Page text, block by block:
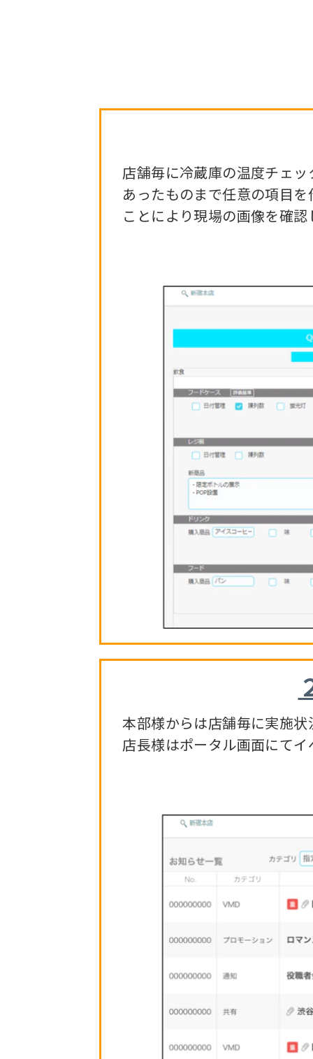
店舗毎に冷蔵庫の温度チェッ
あったものまで任意の項目を
ことにより現場の画像を確認
本部様からは店舗毎に実施状
店長様はポータル画面にてイ